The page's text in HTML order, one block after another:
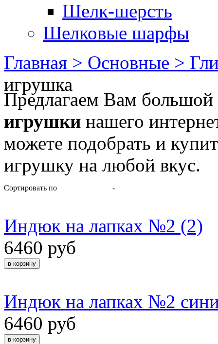
Шелк-шерсть
Шелковые шарфы
Главная > Основные >
игрушка
Предлагаем Вам большой
игрушки нашего
можете подобрать и
игрушку на любой вкус.
Сортировать по -
Индюк на лапках №2 (2)
6460 руб
Индюк на лапках №2
6460 руб